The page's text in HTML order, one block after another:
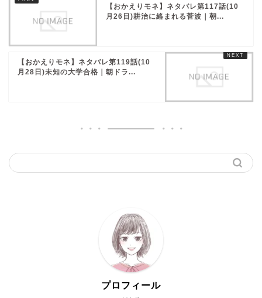
【おかえりモネ】ネタバレ第117話(10
月26日)耕治に絡まれる菅波｜朝...
【おかえりモネ】ネタバレ第119話(10
月28日)未知の大学合格｜朝ドラ...
プロフィール